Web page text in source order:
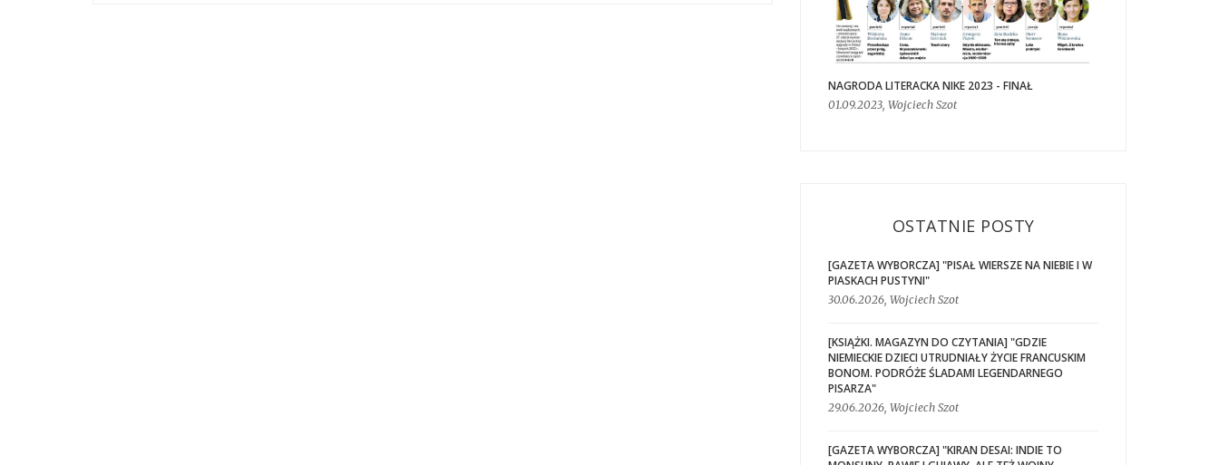
NAGRODA LITERACKA NIKE 2023 - FINAŁ
01.09.2023, Wojciech Szot
OSTATNIE POSTY
[GAZETA WYBORCZA] "PISAŁ WIERSZE NA NIEBIE I W
PIASKACH PUSTYNI"
30.06.2026, Wojciech Szot
[KSIĄŻKI. MAGAZYN DO CZYTANIA] "GDZIE
NIEMIECKIE DZIECI UTRUDNIAŁY ŻYCIE FRANCUSKIM
BONOM. PODRÓŻE ŚLADAMI LEGENDARNEGO
PISARZA"
29.06.2026, Wojciech Szot
[GAZETA WYBORCZA] "KIRAN DESAI: INDIE TO